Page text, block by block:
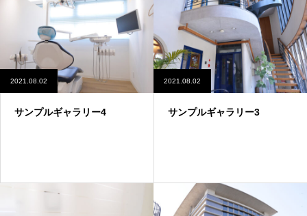
2021.08.02
サンプルギャラリー4
2021.08.02
サンプルギャラリー3